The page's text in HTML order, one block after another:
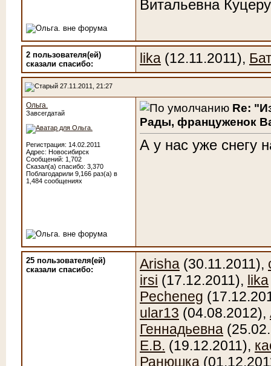
Витальевна
2 пользователя(ей)
сказали cпасибо:
lika (12.11.2011),
27.11.2011, 21:27
Ольга.
Завсегдатай
Регистрация: 14.02.2011
Адрес: Новосибирск
Сообщений: 1,702
Сказал(а) спасибо: 3,370
Поблагодарили 9,166 раз(а) в
1,484 сообщениях
Re:
Рады, француженок
А у нас уже снегу
25 пользователя(ей)
сказали cпасибо:
Arisha (30.11.2011),
irsi (17.12.2011), lika
Pecheneg
ular13 (04.08.2012),
Геннадьевна
Е.В. (19.12.2011),
Ранюшка